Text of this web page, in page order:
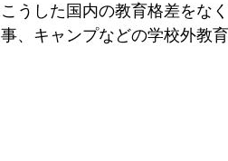
こうした国内の教育格差をな
事、キャンプなどの学校外教